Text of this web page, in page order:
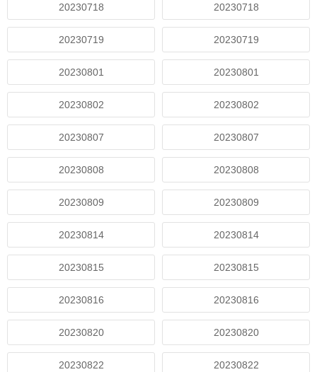
20230718 20230718
20230719 20230719
20230801 20230801
20230802 20230802
20230807 20230807
20230808 20230808
20230809 20230809
20230814 20230814
20230815 20230815
20230816 20230816
20230820 20230820
20230822 20230822